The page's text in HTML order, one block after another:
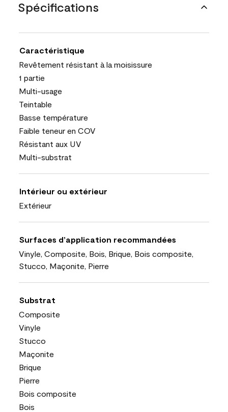
Spécifications
Caractéristique
Revêtement résistant à la moisissure
1 partie
Multi-usage
Teintable
Basse température
Faible teneur en COV
Résistant aux UV
Multi-substrat
Intérieur ou extérieur
Extérieur
Surfaces d’application recommandées
Vinyle, Composite, Bois, Brique, Bois composite,
Stucco, Maçonite, Pierre
Substrat
Composite
Vinyle
Stucco
Maçonite
Brique
Pierre
Bois composite
Bois